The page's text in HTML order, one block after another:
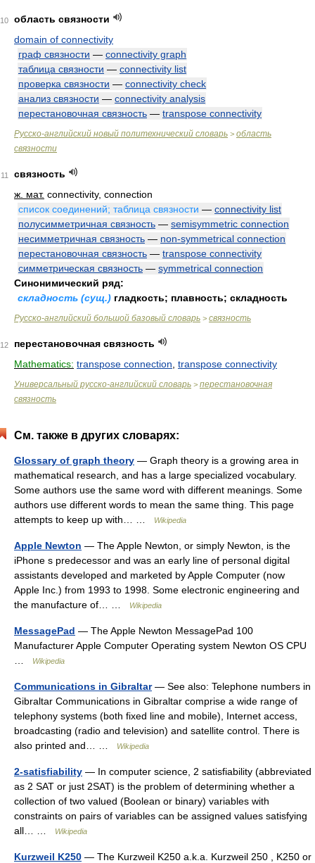
10
область связности
domain of connectivity
граф связности — connectivity graph
таблица связности — connectivity list
проверка связности — connectivity check
анализ связности — connectivity analysis
перестановочная связность — transpose connectivity
Русско-английский новый политехнический словарь > область
связности
11
связность
ж. мат. connectivity, connection
список соединений; таблица связности — connectivity list
полусимметричная связность — semisymmetric connection
несимметричная связность — non-symmetrical connection
перестановочная связность — transpose connectivity
симметрическая связность — symmetrical connection
Синонимический ряд:
складность (сущ.) гладкость; плавность; складность
Русско-английский большой базовый словарь > связность
12
перестановочная связность
Mathematics: transpose connection transpose connectivity
Универсальный русско-английский словарь > перестановочная
связность
См. также в других словарях:
Glossary of graph theory — Graph theory is a growing area in
mathematical research, and has a large specialized vocabulary.
Some authors use the same word with different meanings. Some
authors use different words to mean the same thing. This page
attempts to keep up with… …
Wikipedia
Apple Newton — The Apple Newton, or simply Newton, is the
iPhone s predecessor and was an early line of personal digital
assistants developed and marketed by Apple Computer (now
Apple Inc.) from 1993 to 1998. Some electronic engineering and
the manufacture of… …
Wikipedia
MessagePad — The Apple Newton MessagePad 100
Manufacturer Apple Computer Operating system Newton OS CPU
Wikipedia
Communications in Gibraltar— See also: Telephone numbers in
Gibraltar Communications in Gibraltar comprise a wide range of
telephony systems (both fixed line and mobile), Internet access,
broadcasting (radio and television) and satellite control. There is
also printed and… …
Wikipedia
2-satisfiability — In computer science, 2 satisfiability (abbreviated
as 2 SAT or just 2SAT) is the problem of determining whether a
collection of two valued (Boolean or binary) variables with
constraints on pairs of variables can be assigned values satisfying
all… …
Wikipedia
Kurzweil K250 — The Kurzweil K250 a.k.a. Kurzweil 250 , K250 or